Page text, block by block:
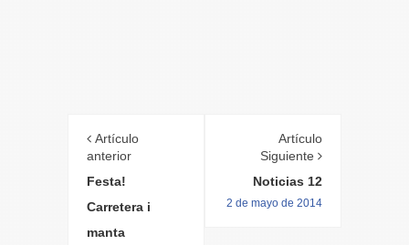
Artículo
anterior
Festa!
Carretera i
manta
Artículo
Siguiente
Noticias 12
2 de mayo de 2014